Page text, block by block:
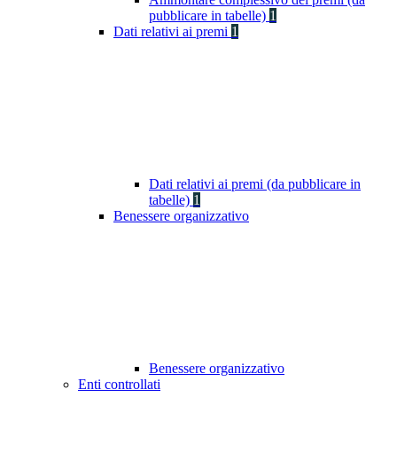
pubblicare in tabelle) 1
Dati relativi ai premi 1
Dati relativi ai premi (da pubblicare in
tabelle) 1
Benessere organizzativo
Benessere organizzativo
Enti controllati